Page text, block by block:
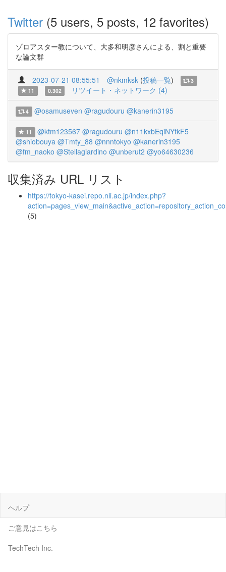
Twitter (5 users, 5 posts, 12 favorites)
ゾロアスター教について、大多和明彦さんによる、割と重要
な論文群
2023-07-21 08:55:51 @nkmksk (投稿一覧)
3
11
0.302 リツイート・ネットワーク (4)
4 @osamuseven @ragudouru @kanerin3195
11 @ktm123567 @ragudouru @n11kxbEqiNYtkF5
@shiobouya @Tmty_88 @nnntokyo @kanerin3195
@fm_naoko @Stellagiardino @unberut2 @yo64630236
収集済み URL リスト
https://tokyo-kasei.repo.nii.ac.jp/index.php?
(5)
ヘルプ
ご意見はこちら
TechTech Inc.